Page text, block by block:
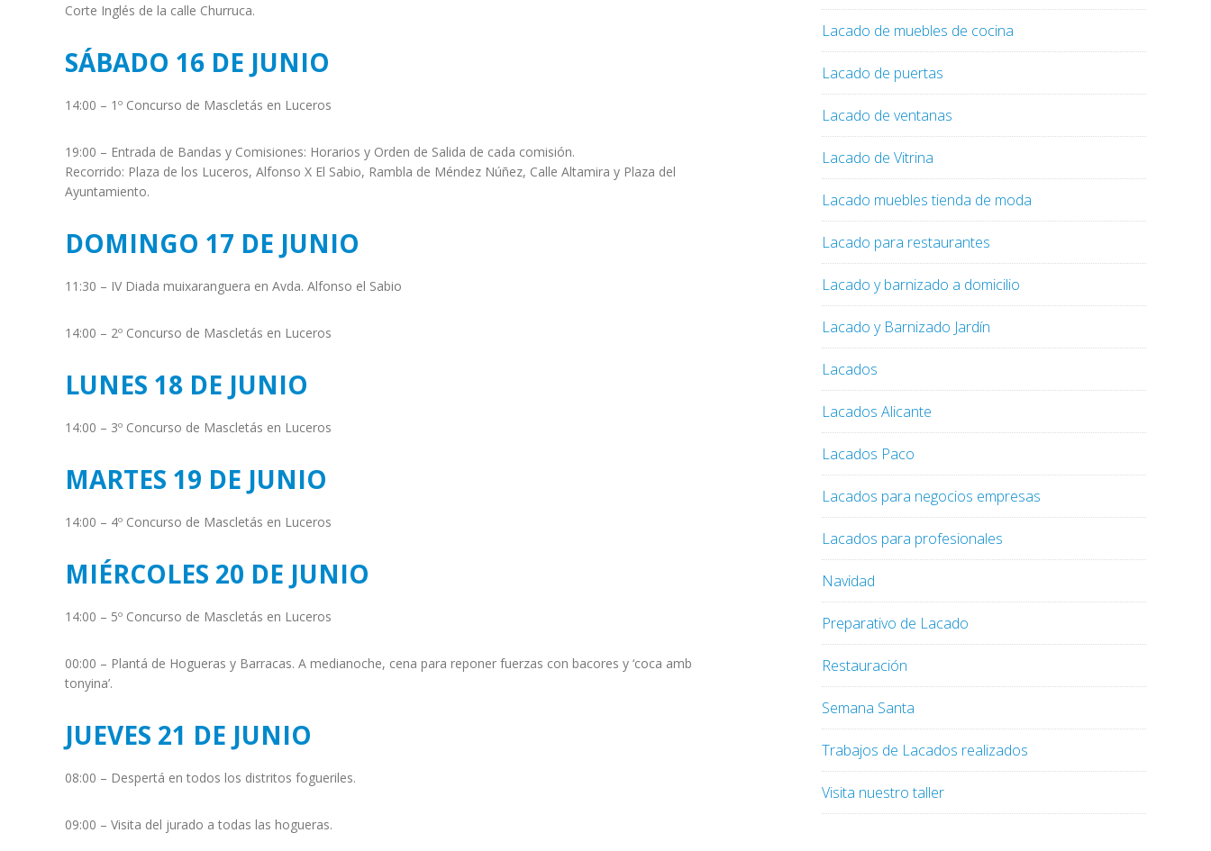
Corte Inglés de la calle Churruca.
SÁBADO 16 DE JUNIO
14:00 – 1º Concurso de Mascletás en Luceros
19:00 – Entrada de Bandas y Comisiones: Horarios y Orden de Salida de cada comisión.
Recorrido: Plaza de los Luceros, Alfonso X El Sabio, Rambla de Méndez Núñez, Calle Altamira y Plaza del
Ayuntamiento.
DOMINGO 17 DE JUNIO
11:30 – IV Diada muixaranguera en Avda. Alfonso el Sabio
14:00 – 2º Concurso de Mascletás en Luceros
LUNES 18 DE JUNIO
14:00 – 3º Concurso de Mascletás en Luceros
MARTES 19 DE JUNIO
14:00 – 4º Concurso de Mascletás en Luceros
MIÉRCOLES 20 DE JUNIO
14:00 – 5º Concurso de Mascletás en Luceros
00:00 – Plantá de Hogueras y Barracas. A medianoche, cena para reponer fuerzas con bacores y ‘coca amb
tonyina’.
JUEVES 21 DE JUNIO
08:00 – Despertá en todos los distritos fogueriles.
09:00 – Visita del jurado a todas las hogueras.
Lacado de muebles de cocina
Lacado de puertas
Lacado de ventanas
Lacado de Vitrina
Lacado muebles tienda de moda
Lacado para restaurantes
Lacado y barnizado a domicilio
Lacado y Barnizado Jardín
Lacados
Lacados Alicante
Lacados Paco
Lacados para negocios empresas
Lacados para profesionales
Navidad
Preparativo de Lacado
Restauración
Semana Santa
Trabajos de Lacados realizados
Visita nuestro taller